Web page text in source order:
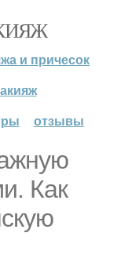
и причесок
отзывы
Как